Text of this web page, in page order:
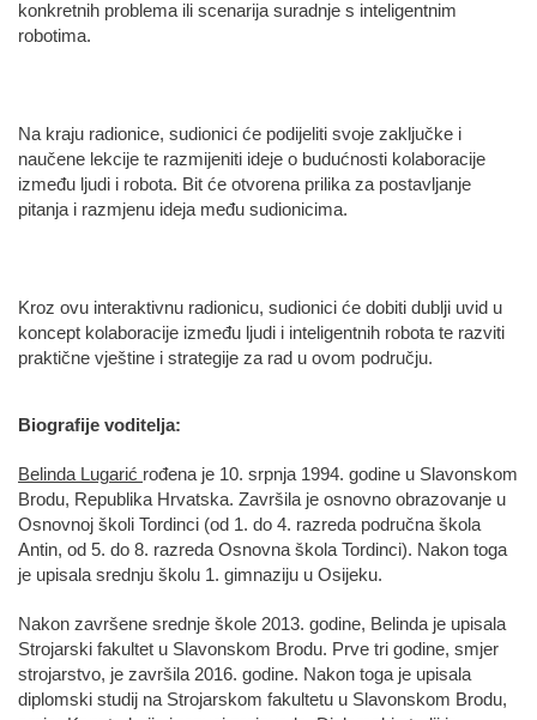
konkretnih problema ili scenarija suradnje s inteligentnim
robotima.
Na kraju radionice, sudionici će podijeliti svoje zaključke i
naučene lekcije te razmijeniti ideje o budućnosti kolaboracije
između ljudi i robota. Bit će otvorena prilika za postavljanje
pitanja i razmjenu ideja među sudionicima.
Kroz ovu interaktivnu radionicu, sudionici će dobiti dublji uvid u
koncept kolaboracije između ljudi i inteligentnih robota te razviti
praktične vještine i strategije za rad u ovom području.
Biografije voditelja:
Belinda Lugarić rođena je 10. srpnja 1994. godine u Slavonskom
Brodu, Republika Hrvatska. Završila je osnovno obrazovanje u
Osnovnoj školi Tordinci (od 1. do 4. razreda područna škola
Antin, od 5. do 8. razreda Osnovna škola Tordinci). Nakon toga
je upisala srednju školu 1. gimnaziju u Osijeku.
Nakon završene srednje škole 2013. godine, Belinda je upisala
Strojarski fakultet u Slavonskom Brodu. Prve tri godine, smjer
strojarstvo, je završila 2016. godine. Nakon toga je upisala
diplomski studij na Strojarskom fakultetu u Slavonskom Brodu,